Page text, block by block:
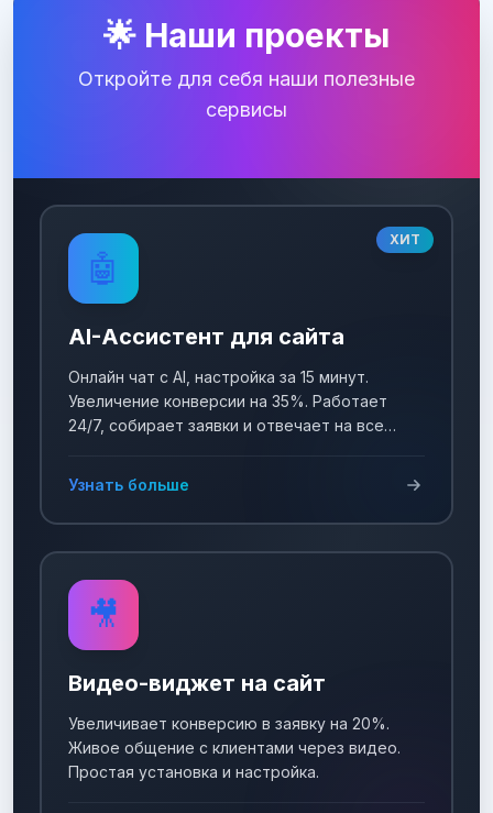
🌟 Наши проекты
Откройте для себя наши полезные
сервисы
ХИТ
🤖
AI-Ассистент для сайта
Онлайн чат с AI, настройка за 15 минут.
Увеличение конверсии на 35%. Работает
24/7, собирает заявки и отвечает на все
Узнать больше
🎥
Видео-виджет на сайт
Увеличивает конверсию в заявку на 20%.
Живое общение с клиентами через видео.
Простая установка и настройка.